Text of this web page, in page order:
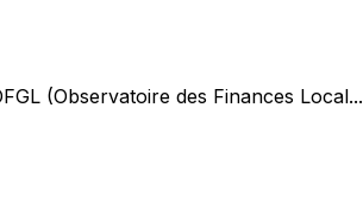
(Observatoire des Finances Local...